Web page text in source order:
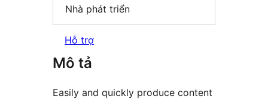
Nhà phát triển
Hỗ trợ
Mô tả
Easily and quickly produce content